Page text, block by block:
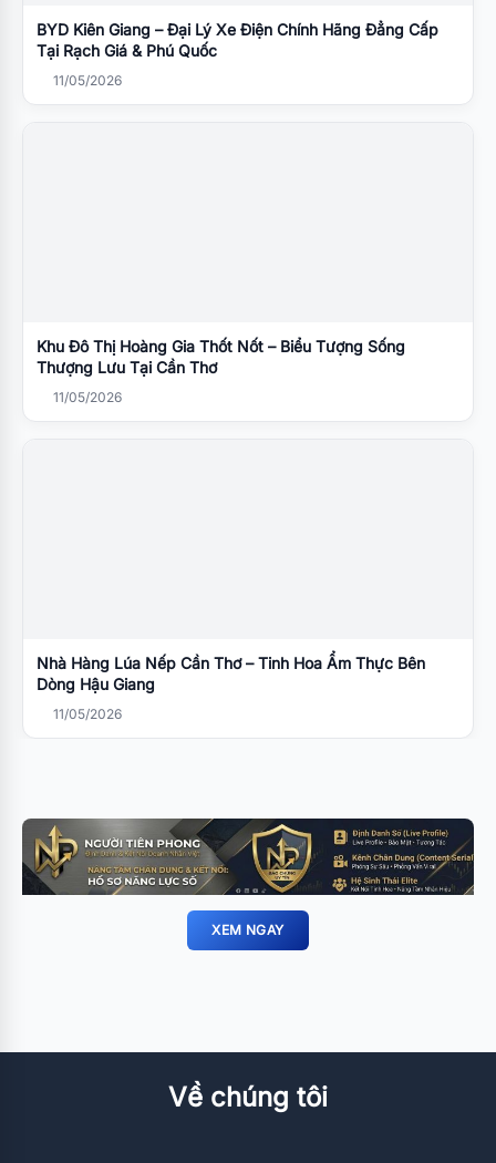
BYD Kiên Giang – Đại Lý Xe Điện Chính Hãng Đẳng Cấp
Tại Rạch Giá & Phú Quốc
11/05/2026
Khu Đô Thị Hoàng Gia Thốt Nốt – Biểu Tượng Sống
Thượng Lưu Tại Cần Thơ
11/05/2026
Nhà Hàng Lúa Nếp Cần Thơ – Tinh Hoa Ẩm Thực Bên
Dòng Hậu Giang
11/05/2026
XEM NGAY
Về chúng tôi